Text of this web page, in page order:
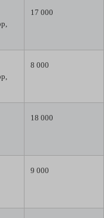
17 000
8 000
18 000
9 000